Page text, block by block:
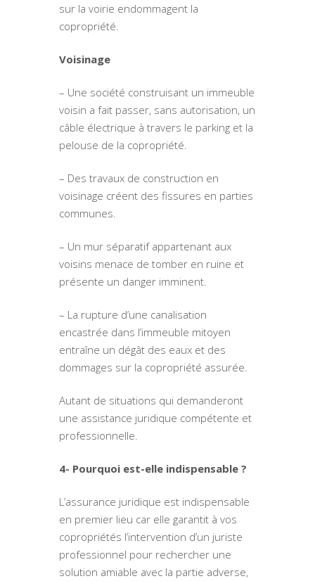
sur la voirie endommagent la
copropriété.
Voisinage
– Une société construisant un immeuble
voisin a fait passer, sans autorisation, un
câble électrique à travers le parking et la
pelouse de la copropriété.
– Des travaux de construction en
voisinage créent des fissures en parties
communes.
– Un mur séparatif appartenant aux
voisins menace de tomber en ruine et
présente un danger imminent.
– La rupture d’une canalisation
encastrée dans l’immeuble mitoyen
entraîne un dégât des eaux et des
dommages sur la copropriété assurée.
Autant de situations qui demanderont
une assistance juridique compétente et
professionnelle.
4- Pourquoi est-elle indispensable ?
L’assurance juridique est indispensable
en premier lieu car elle garantit à vos
copropriétés l’intervention d’un juriste
professionnel pour rechercher une
solution amiable avec la partie adverse,